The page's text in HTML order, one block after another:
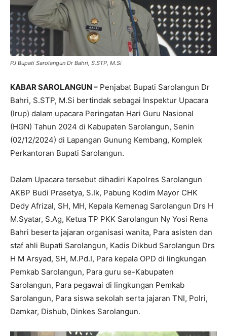
PJ Bupati Sarolangun Dr Bahri, S.STP, M.Si
KABAR SAROLANGUN – Penjabat Bupati Sarolangun Dr
Bahri, S.STP, M.Si bertindak sebagai Inspektur Upacara
(Irup) dalam upacara Peringatan Hari Guru Nasional
(HGN) Tahun 2024 di Kabupaten Sarolangun, Senin
(02/12/2024) di Lapangan Gunung Kembang, Komplek
Perkantoran Bupati Sarolangun.
Dalam Upacara tersebut dihadiri Kapolres Sarolangun
AKBP Budi Prasetya, S.Ik, Pabung Kodim Mayor CHK
Dedy Afrizal, SH, MH, Kepala Kemenag Sarolangun Drs H
M.Syatar, S.Ag, Ketua TP PKK Sarolangun Ny Yosi Rena
Bahri beserta jajaran organisasi wanita, Para asisten dan
staf ahli Bupati Sarolangun, Kadis Dikbud Sarolangun Drs
H M Arsyad, SH, M.Pd.I, Para kepala OPD di lingkungan
Pemkab Sarolangun, Para guru se-Kabupaten
Sarolangun, Para pegawai di lingkungan Pemkab
Sarolangun, Para siswa sekolah serta jajaran TNI, Polri,
Damkar, Dishub, Dinkes Sarolangun.